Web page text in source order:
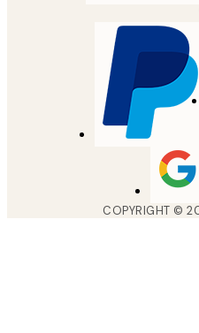
COPYRIGHT ©